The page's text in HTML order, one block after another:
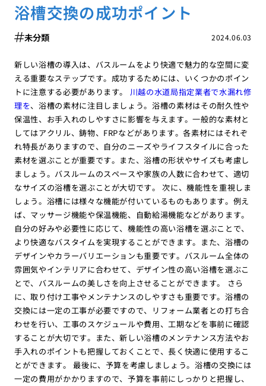
浴槽交換の成功ポイント
2024.06.03
未分類
新しい浴槽の導入は、バスルームをより快適で魅力的な空間に変
える重要なステップです。成功するためには、いくつかのポイン
トに注意する必要があります。 川越の水道局指定業者で水漏れ修
理を、浴槽の素材に注目しましょう。浴槽の素材はその耐久性や
保温性、お手入れのしやすさに影響を与えます。一般的な素材と
してはアクリル、鋳物、FRPなどがあります。各素材にはそれぞ
れ特長がありますので、自分のニーズやライフスタイルに合った
素材を選ぶことが重要です。また、浴槽の形状やサイズも考慮し
ましょう。バスルームのスペースや家族の人数に合わせて、適切
なサイズの浴槽を選ぶことが大切です。 次に、機能性を重視しま
しょう。浴槽には様々な機能が付いているものもあります。例え
ば、マッサージ機能や保温機能、自動給湯機能などがあります。
自分の好みや必要性に応じて、機能性の高い浴槽を選ぶことで、
より快適なバスタイムを実現することができます。また、浴槽の
デザインやカラーバリエーションも重要です。バスルーム全体の
雰囲気やインテリアに合わせて、デザイン性の高い浴槽を選ぶこ
とで、バスルームの美しさを向上させることができます。 さら
に、取り付け工事やメンテナンスのしやすさも重要です。浴槽の
交換には一定の工事が必要ですので、リフォーム業者との打ち合
わせを行い、工事のスケジュールや費用、工期などを事前に確認
することが大切です。また、新しい浴槽のメンテナンス方法やお
手入れのポイントも把握しておくことで、長く快適に使用するこ
とができます。 最後に、予算を考慮しましょう。浴槽の交換には
一定の費用がかかりますので、予算を事前にしっかりと把握し、